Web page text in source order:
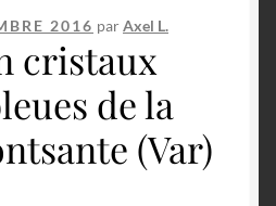
2016 parAxel L.
cristaux
de la
(Var)